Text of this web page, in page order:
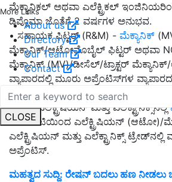
More Links
About us
Directory
Our Team
Contact
CLOSE
ಮೆಕ್ಯಾನಿಕಲ್ ಅಥವಾ ಎಲೆಕ್ಟ್ರಿಕಲ್
ಡಿಪ್ಲೊಮಾ ಜೊತೆಗೆ 2 ವರ್ಷಗಳ ಅನುಭವ.
• ಸಹಾಯಕ ಫಿಟ್ಟರ್ (R&M) - ಮೆಕ್ಯಾನಿಕ್
ಮೆಕ್ಯಾನಿಕ್/ಆಟೋಮೊಬೈಲ್ ಫಿಟ್ಟರ್ ಅಥವಾ
ಮೆಕ್ಯಾನಿಕ್ (MV)/ಡೀಸೆಲ್/ಟ್ರಾಕ್ಟರ್
ವ್ಯಾಪಾರದಲ್ಲಿ ಮೂರು ಅಪ್ರೆಂಟಿಸ್‌ಗಳ
• ಸಹಾಯಕ ಎಲೆಕ್ಟ್ರಿಷಿಯನ್ - ಎಲೆಕ್ಟ್ರಿಷಿಯನ್
ಆಟೋ ಎಲೆಕ್ಟ್ರಿಷಿಯನ್ ಮತ್ತು ಎಲೆಕ್ಟ್ರಾನಿಕ್ಸ್‌ನಲ್ಲಿ
ಎನ್‌ಸಿವಿಟಿಯಿಂದ ಎಲೆಕ್ಟ್ರಿಷಿಯನ್ (ಆಟೋ)/
ಎಲೆಕ್ಟ್ರಿಷಿಯನ್ ಮತ್ತು ಎಲೆಕ್ಟ್ರಾನಿಕ್ಸ್
ಅಪ್ರೆಂಟಿಸ್.
ಮಹತ್ವದ ಸುದ್ದಿ: ರೇಷನ್‌ ಬದಲು ಹಣ ನೀಡಲು